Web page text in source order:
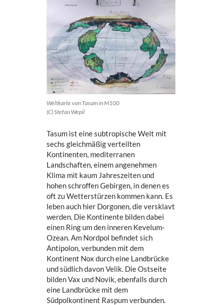
Weltkarte von Tasum in M100
(C) Stefan Wepil
Tasum ist eine subtropische Welt mit
sechs gleichmäßig verteilten
Kontinenten, mediterranen
Landschaften, einem angenehmen
Klima mit kaum Jahreszeiten und
hohen schroffen Gebirgen, in denen es
oft zu Wetterstürzen kommen kann. Es
leben auch hier Dorgonen, die versklavt
werden. Die Kontinente bilden dabei
einen Ring um den inneren Kevelum-
Ozean. Am Nordpol befindet sich
Antipolon, verbunden mit dem
Kontinent Nox durch eine Landbrücke
und südlich davon Velik. Die Ostseite
bilden Vax und Novik, ebenfalls durch
eine Landbrücke mit dem
Südpolkontinent Raspum verbunden.